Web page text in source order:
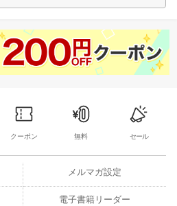
クーポン 無料 セール
メルマガ設定
電子書籍リーダー